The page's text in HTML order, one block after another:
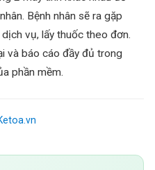
Bệnh nhân sẽ ra gặp
vụ, lấy thuốc theo đơn.
và báo cáo đầy đủ trong
phần mềm.